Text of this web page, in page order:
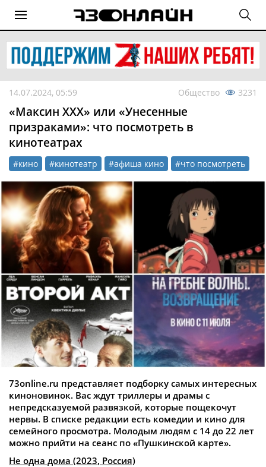
14.07.2024, 05:59 Общество 3231
«Максин XXX» или «Унесенные
призраками»: что посмотреть в
кинотеатрах
#кино #кинотеатр #афиша кино #что посмотреть
73online.ru представляет подборку самых интересных
киноновинок. Вас ждут триллеры и драмы с
непредсказуемой развязкой, которые пощекочут
нервы. В списке редакции есть комедии и кино для
семейного просмотра. Молодым людям с 14 до 22 лет
можно прийти на сеанс по «Пушкинской карте».
Не одна дома (2023, Россия)